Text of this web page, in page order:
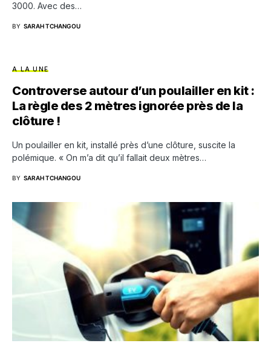
3000. Avec des…
BY SARAH TCHANGOU
A LA UNE
Controverse autour d’un poulailler en kit :
La règle des 2 mètres ignorée près de la
clôture !
Un poulailler en kit, installé près d’une clôture, suscite la
polémique. « On m’a dit qu’il fallait deux mètres…
BY SARAH TCHANGOU